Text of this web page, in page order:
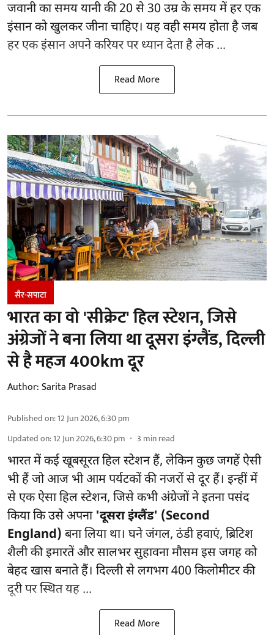
जवानी का समय यानी की 20 से 30 उम्र के समय में हर एक
इंसान को खुलकर जीना चाहिए। यह वही समय होता है जब
हर एक इंसान अपने करियर पर ध्यान देता है लेक ...
Read More
सैर-सपाटा
भारत का वो 'सीक्रेट' हिल स्टेशन, जिसे
अंग्रेजों ने बना लिया था दूसरा इंग्लैंड, दिल्ली
से है महज 400km दूर
Author:Sarita Prasad
Published on:12 Jun 2026, 6:30 pm
Updated on:12 Jun 2026, 6:30 pm 3 min read
भारत में कई खूबसूरत हिल स्टेशन हैं, लेकिन कुछ जगहें ऐसी
भी हैं जो आज भी आम पर्यटकों की नजरों से दूर हैं। इन्हीं में
से एक ऐसा हिल स्टेशन, जिसे कभी अंग्रेजों ने इतना पसंद
किया कि उसे अपना 'दूसरा इंग्लैंड' (Second
England) बना लिया था। घने जंगल, ठंडी हवाएं, ब्रिटिश
शैली की इमारतें और सालभर सुहावना मौसम इस जगह को
बेहद खास बनाते हैं। दिल्ली से लगभग 400 किलोमीटर की
दूरी पर स्थित यह ...
Read More